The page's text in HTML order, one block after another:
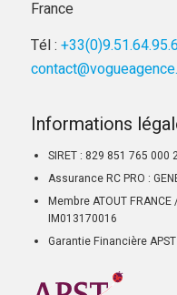
France
Tél :
Informations
SIRET : 829 851 765 000
Assurance RC PRO :
Membre ATOUT
IM013170016
Garantie Financière APST